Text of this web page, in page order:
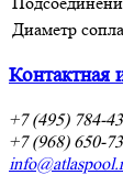
Диаметр сопла
Контактная
+7 (495) 784-
+7 (968) 650-